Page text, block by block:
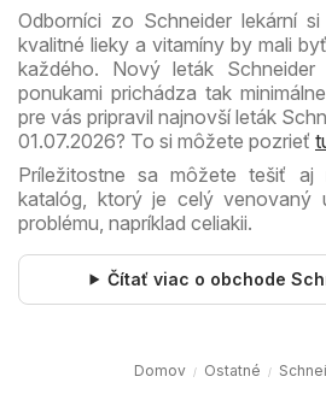
Odborníci zo Schneider lekární
kvalitné lieky a vitamíny by mali
každého. Nový leták
ponukami prichádza tak
pre vás pripravil najnovší leták
01.07.2026? To si môžete pozrieť
Príležitostne sa môžete tešiť aj
katalóg, ktorý je celý venovaný
problému, napríklad celiakii.
Čítať viac o obchode
Domov Ostatné